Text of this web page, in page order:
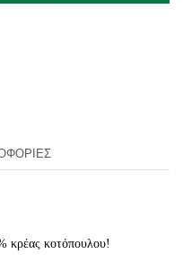
κρέας κοτόπουλου!